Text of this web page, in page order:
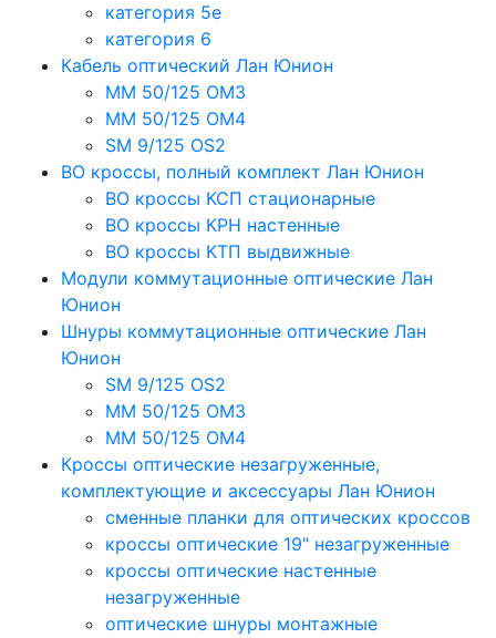
категория 5e
категория 6
Кабель оптический Лан Юнион
MM 50/125 OM3
MM 50/125 OM4
SM 9/125 OS2
ВО кроссы, полный комплект Лан Юнион
ВО кроссы КСП стационарные
ВО кроссы КРН настенные
ВО кроссы КТП выдвижные
Модули коммутационные оптические Лан
Юнион
Шнуры коммутационные оптические Лан
Юнион
SM 9/125 OS2
MM 50/125 OM3
MM 50/125 OM4
Кроссы оптические незагруженные,
комплектующие и аксессуары Лан Юнион
сменные планки для оптических кроссов
кроссы оптические 19" незагруженные
кроссы оптические настенные
незагруженные
оптические шнуры монтажные